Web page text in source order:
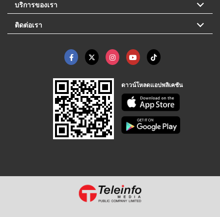
บริการของเรา
ติดต่อเรา
ดาวน์โหลดแอปพลิเคชัน